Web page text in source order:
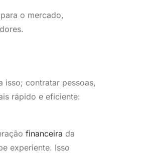
o mercado,
isso; contratar pessoas,
rápido e eficiente:
financeira da
experiente. Isso